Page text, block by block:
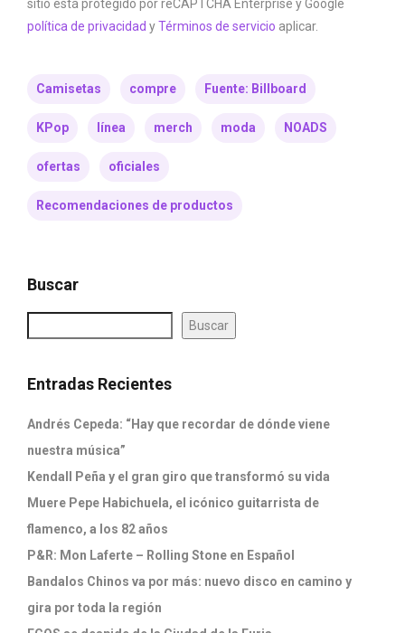
sitio está protegido por reCAPTCHA Enterprise y Google
política de privacidad yTérminos de servicio aplicar.
Camisetas compre Fuente: Billboard
KPop línea merch moda NOADS
ofertas oficiales
Recomendaciones de productos
Buscar
Buscar
Entradas Recientes
Andrés Cepeda: “Hay que recordar de dónde viene
nuestra música”
Kendall Peña y el gran giro que transformó su vida
Muere Pepe Habichuela, el icónico guitarrista de
flamenco, a los 82 años
P&R: Mon Laferte – Rolling Stone en Español
Bandalos Chinos va por más: nuevo disco en camino y
gira por toda la región